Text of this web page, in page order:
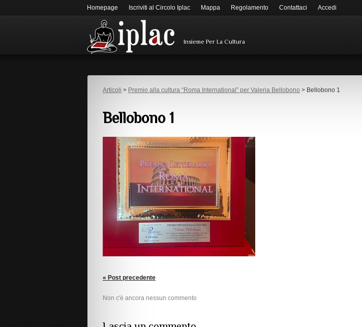
Homepage Iscriviti al Circolo Iplac Mappa Regolamento Contattaci Accedi
Insieme Per La Cultura
Articoli > Premio alla cultura “Roma International” per Valeria Bellobono > Bellobono 1
Bellobono 1
« Post precedente
Non c'è ancora nessun commento